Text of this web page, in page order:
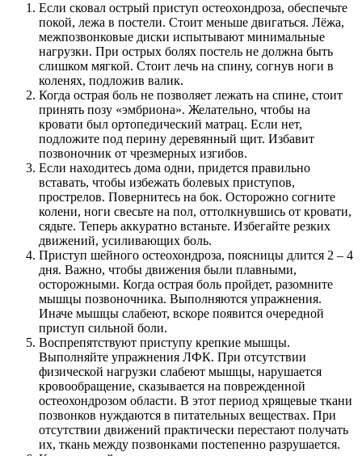
Если сковал острый приступ остеохондроза, обеспечьте
покой, лежа в постели. Стоит меньше двигаться. Лёжа,
межпозвонковые диски испытывают минимальные
нагрузки. При острых болях постель не должна быть
слишком мягкой. Стоит лечь на спину, согнув ноги в
коленях, подложив валик.
Когда острая боль не позволяет лежать на спине, стоит
принять позу «эмбриона». Желательно, чтобы на
кровати был ортопедический матрац. Если нет,
подложите под перину деревянный щит. Избавит
позвоночник от чрезмерных изгибов.
Если находитесь дома одни, придется правильно
вставать, чтобы избежать болевых приступов,
прострелов. Повернитесь на бок. Осторожно согните
колени, ноги свесьте на пол, оттолкнувшись от кровати,
сядьте. Теперь аккуратно встаньте. Избегайте резких
движений, усиливающих боль.
Приступ шейного остеохондроза, поясницы длится 2 – 4
дня. Важно, чтобы движения были плавными,
осторожными. Когда острая боль пройдет, разомните
мышцы позвоночника. Выполняются упражнения.
Иначе мышцы слабеют, вскоре появится очередной
приступ сильной боли.
Воспрепятствуют приступу крепкие мышцы.
Выполняйте упражнения ЛФК. При отсутствии
физической нагрузки слабеют мышцы, нарушается
кровообращение, сказывается на поврежденной
остеохондрозом области. В этот период хрящевые ткани
позвонков нуждаются в питательных веществах. При
отсутствии движений практически перестают получать
их, ткань между позвонками постепенно разрушается.